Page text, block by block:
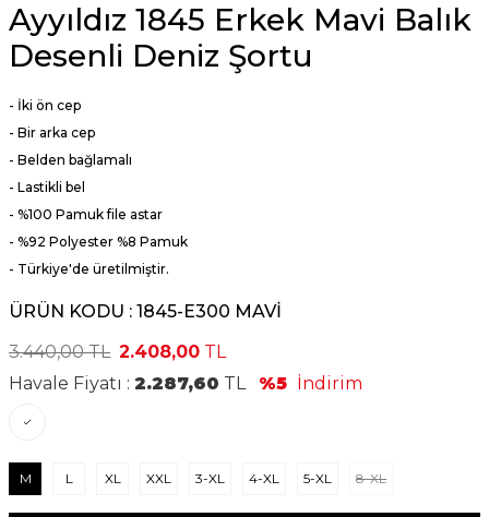
Ayyıldız 1845 Erkek Mavi Balık
Desenli Deniz Şortu
- İki ön cep
- Bir arka cep
- Belden bağlamalı
- Lastikli bel
- %100 Pamuk file astar
- %92 Polyester %8 Pamuk
- Türkiye'de üretilmiştir.
ÜRÜN KODU : 1845-E300 MAVİ
3.440,00TL 2.408,00 TL
Havale Fiyatı : 2.287,60 TL %5 İndirim
M L XL XXL 3-XL 4-XL 5-XL 8-XL